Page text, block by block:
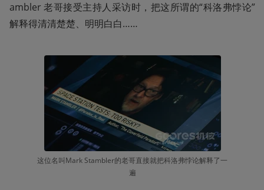
ambler 老哥接受主持人采访时，把这所谓的“科洛弗悖论”
解释得清清楚楚、明明白白……
这位名叫Mark Stambler的老哥直接就把科洛弗悖论解释了一
遍